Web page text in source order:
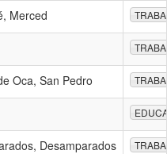
Merced
Oca, San Pedro
Desamparados